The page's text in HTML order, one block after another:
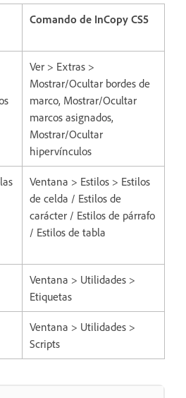
Comando de InCopy CS5
Ver > Extras >
Mostrar/Ocultar bordes de
marco, Mostrar/Ocultar
marcos asignados,
Mostrar/Ocultar
hipervínculos
Ventana > Estilos > Estilos
de celda / Estilos de
carácter / Estilos de párrafo
/ Estilos de tabla
Ventana > Utilidades >
Etiquetas
Ventana > Utilidades >
Scripts